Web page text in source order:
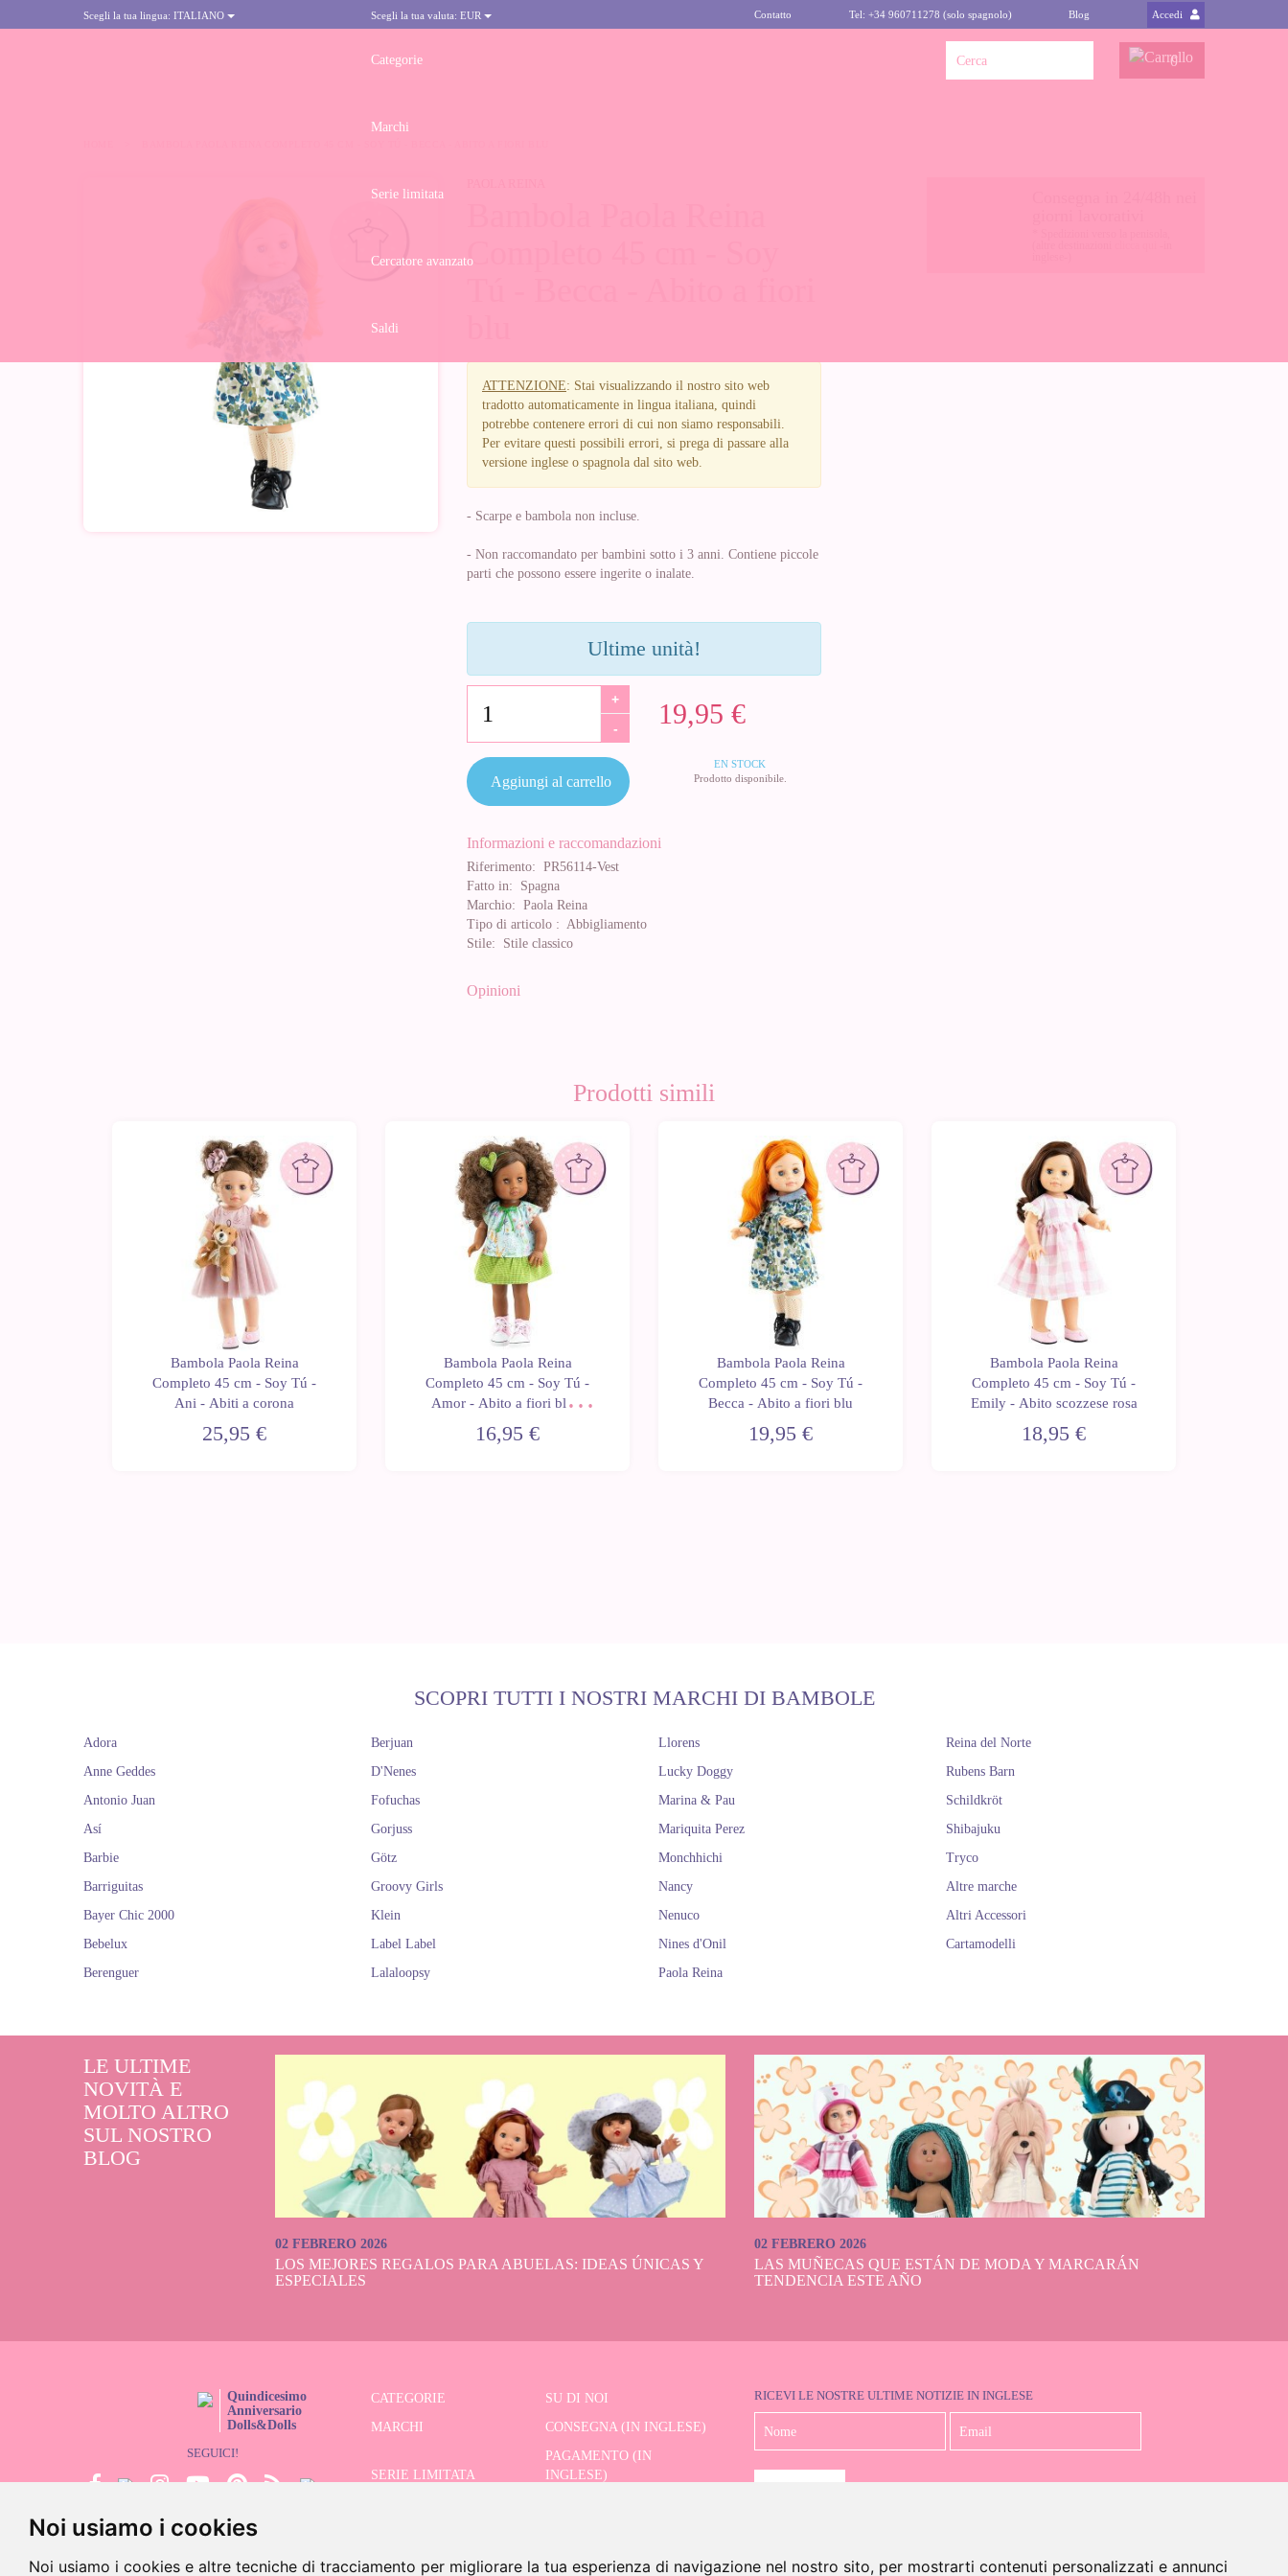
Noi usiamo i cookies
Noi usiamo i cookies e altre tecniche di tracciamento per migliorare la tua esperienza di navigazione nel nostro sito, per mostrarti contenuti personalizzati e annunci
Scegli la tua lingua: ITALIANO Scegli la tua valuta: EUR Contatto Tel: +34 960711278 (solo spagnolo) Blog Accedi
Categorie
Marchi
Serie limitata
Cercatore avanzato
Saldi
0
Completo 45 cm - Soy
ATTENZIONE: Stai visualizzando il nostro sito web
tradotto automaticamente in lingua italiana, quindi
potrebbe contenere errori di cui non siamo responsabili.
Per evitare questi possibili errori, si prega di passare alla
versione inglese o spagnola dal sito web.
- Scarpe e bambola non incluse.
- Non raccomandato per bambini sotto i 3 anni. Contiene piccole
parti che possono essere ingerite o inalate.
Ultime unità!
19,95 €
+
-
EN STOCK
Prodotto disponibile.
Aggiungi al carrello
Informazioni e raccomandazioni
Riferimento: PR56114-Vest
Fatto in: Spagna
Marchio: Paola Reina
Tipo di articolo : Abbigliamento
Stile: Stile classico
Opinioni
Prodotti simili
Bambola Paola Reina
Completo 45 cm - Soy Tú -
Ani - Abiti a corona
25,95 €
Bambola Paola Reina
Completo 45 cm - Soy Tú -
Amor - Abito a fiori blu e
16,95 €
Bambola Paola Reina
Completo 45 cm - Soy Tú -
Becca - Abito a fiori blu
19,95 €
Bambola Paola Reina
Completo 45 cm - Soy Tú -
Emily - Abito scozzese rosa
18,95 €
SCOPRI TUTTI I NOSTRI MARCHI DI BAMBOLE
Adora
Anne Geddes
Antonio Juan
Así
Barbie
Barriguitas
Bayer Chic 2000
Bebelux
Berenguer
Berjuan
D'Nenes
Fofuchas
Gorjuss
Götz
Groovy Girls
Klein
Label Label
Lalaloopsy
Llorens
Lucky Doggy
Marina & Pau
Mariquita Perez
Monchhichi
Nancy
Nenuco
Nines d'Onil
Paola Reina
Reina del Norte
Rubens Barn
Schildkröt
Shibajuku
Tryco
Altre marche
Altri Accessori
Cartamodelli
LE ULTIME
NOVITÀ E
MOLTO ALTRO
SUL NOSTRO
BLOG
02 FEBRERO 2026
LOS MEJORES REGALOS PARA ABUELAS: IDEAS ÚNICAS Y
ESPECIALES
02 FEBRERO 2026
LAS MUÑECAS QUE ESTÁN DE MODA Y MARCARÁN
TENDENCIA ESTE AÑO
Quindicesimo
Anniversario
Dolls&Dolls
SEGUICI!
CATEGORIE
SU DI NOI
MARCHI
CONSEGNA (IN INGLESE)
SERIE LIMITATA
PAGAMENTO (IN
INGLESE)
RICEVI LE NOSTRE ULTIME NOTIZIE IN INGLESE